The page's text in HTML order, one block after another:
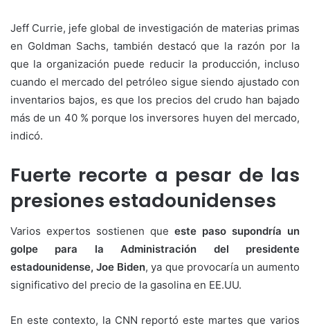
Jeff Currie, jefe global de investigación de materias primas
en Goldman Sachs, también destacó que la razón por la
que la organización puede reducir la producción, incluso
cuando el mercado del petróleo sigue siendo ajustado con
inventarios bajos, es que los precios del crudo han bajado
más de un 40 % porque los inversores huyen del mercado,
indicó.
Fuerte recorte a pesar de las
presiones estadounidenses
Varios expertos sostienen que este paso supondría un
golpe para la Administración del presidente
estadounidense, Joe Biden, ya que provocaría un aumento
significativo del precio de la gasolina en EE.UU.
En este contexto, la CNN reportó este martes que varios